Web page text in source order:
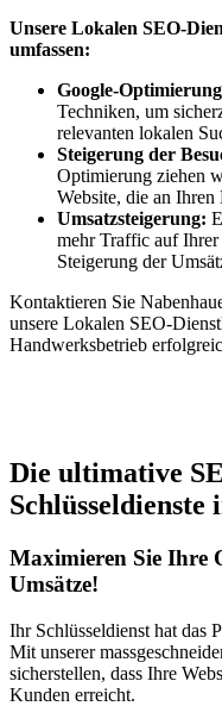
Unsere Lokalen SEO-
umfassen:
Google-
Techniken, um
relevanten lokalen
Steigerung der
Optimierung ziehen
Website, die an Ihren
Umsatzsteigerung:
mehr Traffic auf
Steigerung der
Kontaktieren Sie
unsere Lokalen SEO-
Handwerksbetrieb
Die ultimative
Schlüsseldienste
Maximieren Sie Ihre
Umsätze!
Ihr Schlüsseldienst hat das
Mit unserer
sicherstellen, dass Ihre
Kunden erreicht.